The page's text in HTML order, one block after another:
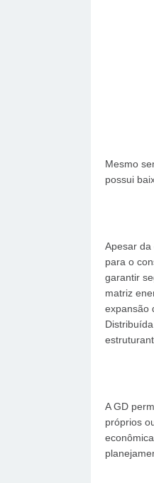
Mesmo
possui
Apesar da
para o
garantir
matriz
expansão
A GD
próprios